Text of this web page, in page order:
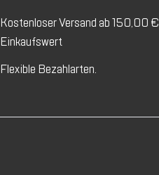
Kostenloser Versand ab 150,00 €
Einkaufswert
Flexible Bezahlarten.